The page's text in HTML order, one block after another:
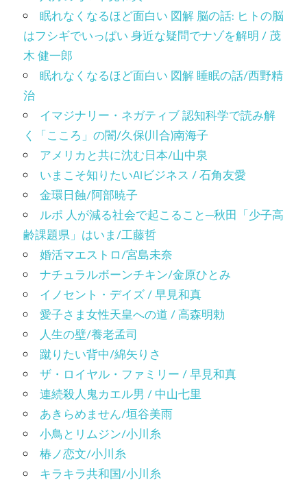
眠れなくなるほど面白い 図解 脳の話: ヒトの脳
はフシギでいっぱい 身近な疑問でナゾを解明 / 茂
木 健一郎
眠れなくなるほど面白い 図解 睡眠の話/西野精
治
イマジナリー・ネガティブ 認知科学で読み解
く「こころ」の闇/久保(川合)南海子
アメリカと共に沈む日本/山中泉
いまこそ知りたいAIビジネス / 石角友愛
金環日蝕/阿部暁子
ルポ 人が減る社会で起こること─秋田「少子高
齢課題県」はいま/工藤哲
婚活マエストロ/宮島未奈
ナチュラルボーンチキン/金原ひとみ
イノセント・デイズ / 早見和真
愛子さま女性天皇への道 / 高森明勅
人生の壁/養老孟司
蹴りたい背中/綿矢りさ
ザ・ロイヤル・ファミリー / 早見和真
連続殺人鬼カエル男 / 中山七里
あきらめません/垣谷美雨
小鳥とリムジン/小川糸
椿ノ恋文/小川糸
キラキラ共和国/小川糸